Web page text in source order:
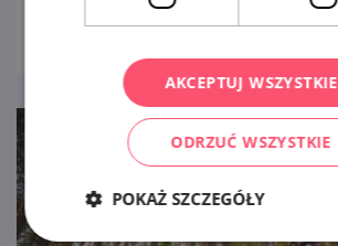
AKCEPTUJ WSZYSTKIE
ODRZUĆ WSZYSTKIE
POKAŻ SZCZEGÓŁY